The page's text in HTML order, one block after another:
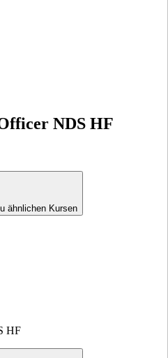
NDS HF
ähnlichen Kursen
HF